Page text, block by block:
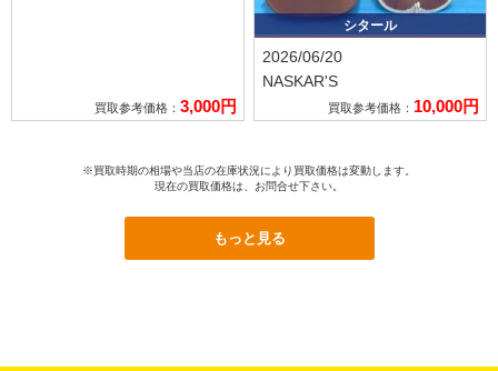
買取参考価格：3,000円
シタール
2026/06/20
NASKAR'S
買取参考価格： 10,000円
※買取時期の相場や当店の在庫状況により買取価格は変動します。
現在の買取価格は、お問合せ下さい。
もっと見る